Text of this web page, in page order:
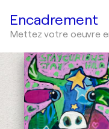
Encadrement
Mettez votre oeuvre